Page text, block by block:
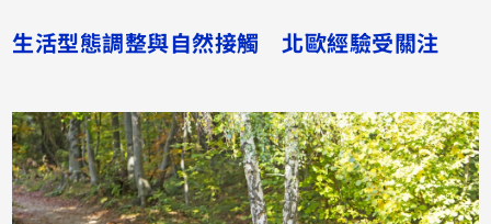
生活型態調整與自然接觸 北歐經驗受關注